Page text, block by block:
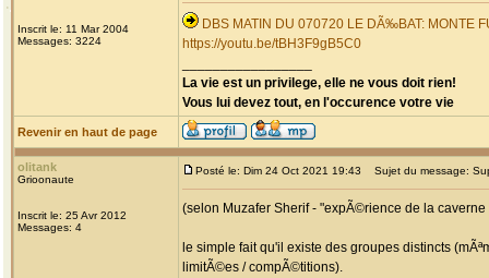
Inscrit le: 11 Mar 2004
Messages: 3224
DBS MATIN DU 070720 LE DÃ‰BAT: MONTE
https://youtu.be/tBH3F9gB5C0
La vie est un privilege, elle ne vous doit rien!
Vous lui devez tout, en l'occurence votre vie
Revenir en haut de page
olitank
Grioonaute
Inscrit le: 25 Avr 2012
Messages: 4
Posté le: Dim 24 Oct 2021 19:43 Sujet du message:
(selon Muzafer Sherif - "expÃ©rience de la
le simple fait qu'il existe des groupes distincts
limitÃ©es / compÃ©titions).